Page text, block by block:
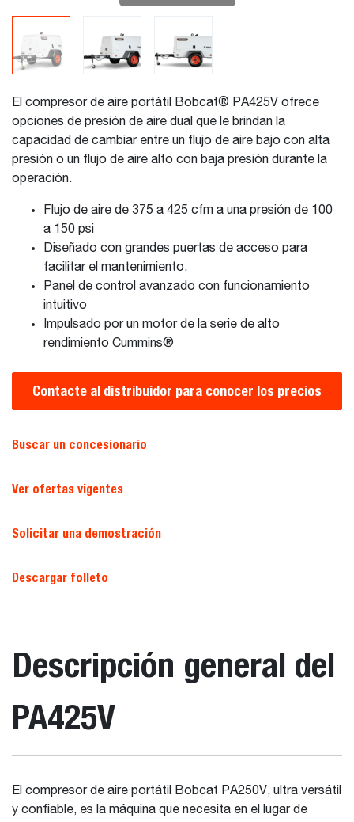
El compresor de aire portátil Bobcat® PA425V ofrece
opciones de presión de aire dual que le brindan la
capacidad de cambiar entre un flujo de aire bajo con alta
presión o un flujo de aire alto con baja presión durante la
operación.
Flujo de aire de 375 a 425 cfm a una presión de 100
a 150 psi
Diseñado con grandes puertas de acceso para
facilitar el mantenimiento.
Panel de control avanzado con funcionamiento
intuitivo
Impulsado por un motor de la serie de alto
rendimiento Cummins®
Contacte al distribuidor para conocer los precios
Buscar un concesionario
Ver ofertas vigentes
Solicitar una demostración
Descargar folleto
Descripción general del
PA425V
El compresor de aire portátil Bobcat PA250V, ultra versátil
y confiable, es la máquina que necesita en el lugar de